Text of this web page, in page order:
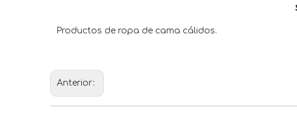
Productos de ropa de cama cálidos.
Anterior: